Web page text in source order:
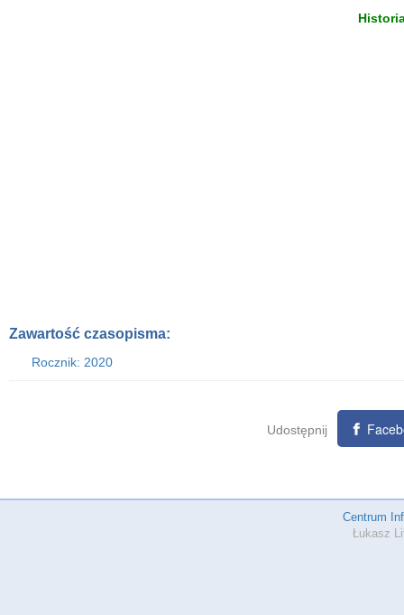
Zawartość czasopisma:
Rocznik: 2020
Udostępnij
Centrum
Łukasz